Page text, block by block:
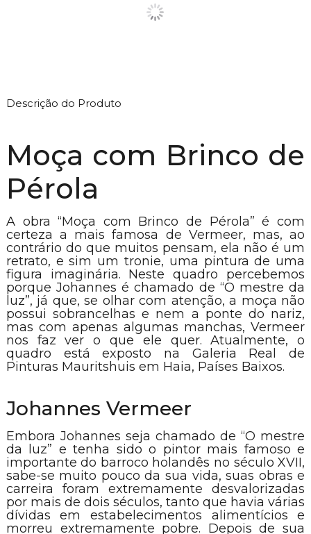
Descrição do Produto
Moça com Brinco de
Pérola
A obra “Moça com Brinco de Pérola” é com
certeza a mais famosa de Vermeer, mas, ao
contrário do que muitos pensam, ela não é um
retrato, e sim um tronie, uma pintura de uma
figura imaginária. Neste quadro percebemos
porque Johannes é chamado de “O mestre da
luz”, já que, se olhar com atenção, a moça não
possui sobrancelhas e nem a ponte do nariz,
mas com apenas algumas manchas, Vermeer
nos faz ver o que ele quer. Atualmente, o
quadro está exposto na Galeria Real de
Pinturas Mauritshuis em Haia, Países Baixos.
Johannes Vermeer
Embora Johannes seja chamado de “O mestre
da luz” e tenha sido o pintor mais famoso e
importante do barroco holandês no século XVII,
sabe-se muito pouco da sua vida, suas obras e
carreira foram extremamente desvalorizadas
por mais de dois séculos, tanto que havia várias
dívidas em estabelecimentos alimentícios e
morreu extremamente pobre. Depois de sua